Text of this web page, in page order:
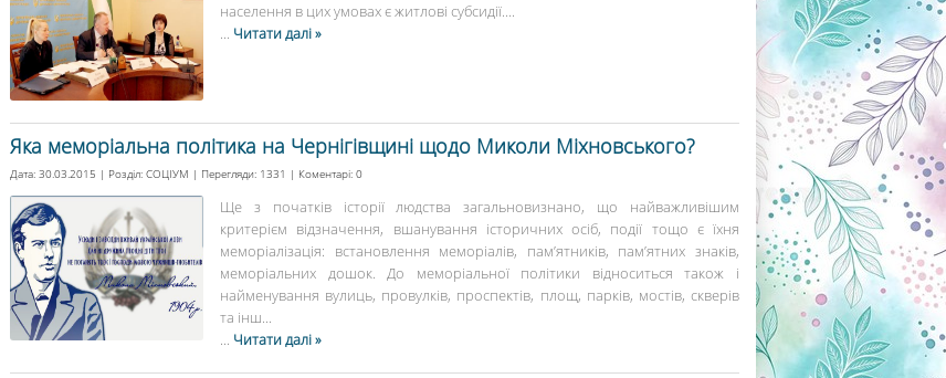
населення в цих умовах є житлові субсидії....
... Читати далі »
Яка меморіальна політика на Чернігівщині щодо Миколи Міхновського?
Дата: 30.03.2015 | Розділ: СОЦІУМ | Перегляди: 1331 | Коментарі: 0
Ще з початків історії людства загальновизнано, що найважливішим
критерієм відзначення, вшанування історичних осіб, події тощо є їхня
меморіалізація: встановлення меморіалів, пам’ятників, пам’ятних знаків,
меморіальних дошок. До меморіальної політики відноситься також і
найменування вулиць, провулків, проспектів, площ, парків, мостів, скверів
та інш...
... Читати далі »